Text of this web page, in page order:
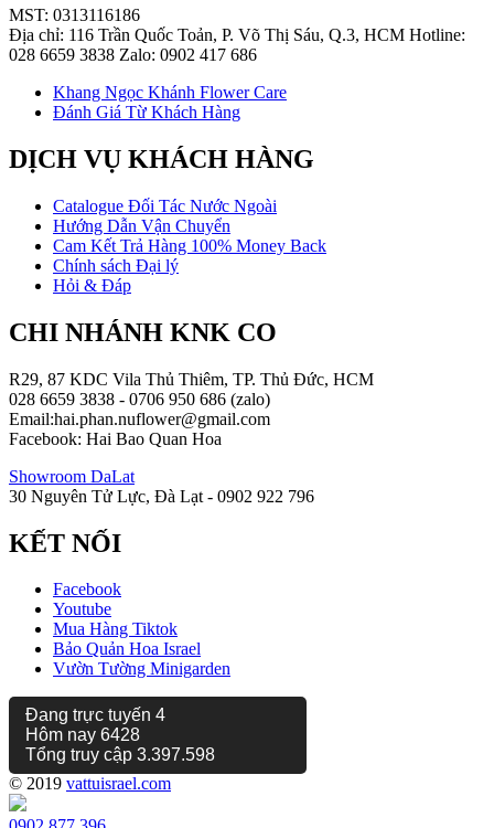
MST: 0313116186
Địa chỉ: 116 Trần Quốc Toản, P. Võ Thị Sáu, Q.3, HCM Hotline:
028 6659 3838 Zalo: 0902 417 686
Khang Ngọc Khánh Flower Care
Đánh Giá Từ Khách Hàng
DỊCH VỤ KHÁCH HÀNG
Catalogue Đối Tác Nước Ngoài
Hướng Dẫn Vận Chuyển
Cam Kết Trả Hàng 100% Money Back
Chính sách Đại lý
Hỏi & Đáp
CHI NHÁNH KNK CO
R29, 87 KDC Vila Thủ Thiêm, TP. Thủ Đức, HCM
028 6659 3838 - 0706 950 686 (zalo)
Email:hai.phan.nuflower@gmail.com
Facebook: Hai Bao Quan Hoa
Showroom DaLat
30 Nguyên Tử Lực, Đà Lạt - 0902 922 796
KẾT NỐI
Facebook
Youtube
Mua Hàng Tiktok
Bảo Quản Hoa Israel
Vườn Tường Minigarden
Đang trực tuyến 4
Hôm nay 6428
Tổng truy cập 3.397.598
© 2019 vattuisrael.com